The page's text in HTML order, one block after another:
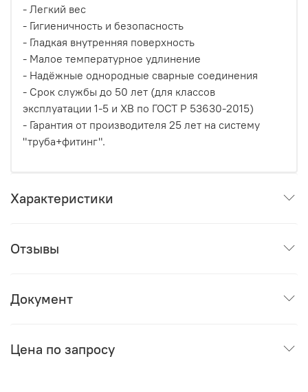
- Легкий вес
- Гигиеничность и безопасность
- Гладкая внутренняя поверхность
- Малое температурное удлинение
- Надёжные однородные сварные соединения
- Срок службы до 50 лет (для классов
эксплуатации 1-5 и ХВ по ГОСТ Р 53630-2015)
- Гарантия от производителя 25 лет на систему
"труба+фитинг".
Характеристики
Отзывы
Документ
Цена по запросу